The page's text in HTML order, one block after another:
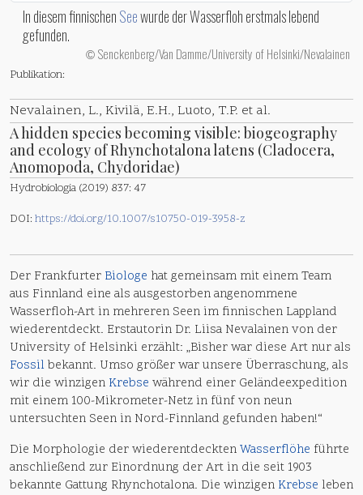
In diesem finnischenSeewurde der Wasserfloh erstmals lebend
gefunden.
© Senckenberg/Van Damme/University of Helsinki/Nevalainen
Publikation:
Nevalainen, L., Kivilä, E.H., Luoto, T.P. et al.
A hidden species becoming visible: biogeography
and ecology of Rhynchotalona latens (Cladocera,
Anomopoda, Chydoridae)
Hydrobiologia (2019) 837: 47
DOI: https://doi.org/10.1007/s10750-019-3958-z
Der Frankfurter Biologe hat gemeinsam mit einem Team
aus Finnland eine als ausgestorben angenommene
Wasserfloh-Art in mehreren Seen im finnischen Lappland
wiederentdeckt. Erstautorin Dr. Liisa Nevalainen von der
University of Helsinki erzählt: „Bisher war diese Art nur als
Fossilbekannt. Umso größer war unsere Überraschung, als
wir die winzigen Krebse während einer Geländeexpedition
mit einem 100-Mikrometer-Netz in fünf von neun
untersuchten Seen in Nord-Finnland gefunden haben!“
Die Morphologie der wiederentdecktenWasserflöhe führte
anschließend zur Einordnung der Art in die seit 1903
bekannte Gattung Rhynchotalona. Die winzigen Krebse leben